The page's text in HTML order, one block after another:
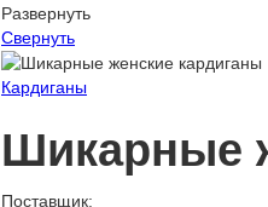
Развернуть
Свернуть
Кардиганы
Шикарные
Поставщик: